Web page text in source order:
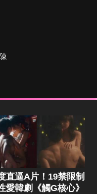
直逼A片！19禁限制
愛韓劇《觸G核心》